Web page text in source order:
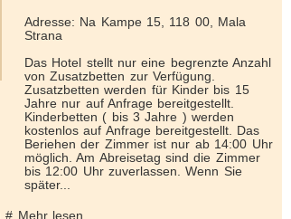
Adresse: Na Kampe 15, 118 00, Mala
Strana
Das Hotel stellt nur eine begrenzte Anzahl
von Zusatzbetten zur Verfügung.
Zusatzbetten werden für Kinder bis 15
Jahre nur auf Anfrage bereitgestellt.
Kinderbetten ( bis 3 Jahre ) werden
kostenlos auf Anfrage bereitgestellt. Das
Beriehen der Zimmer ist nur ab 14:00 Uhr
möglich. Am Abreisetag sind die Zimmer
bis 12:00 Uhr zuverlassen. Wenn Sie
später...
# Mehr lesen